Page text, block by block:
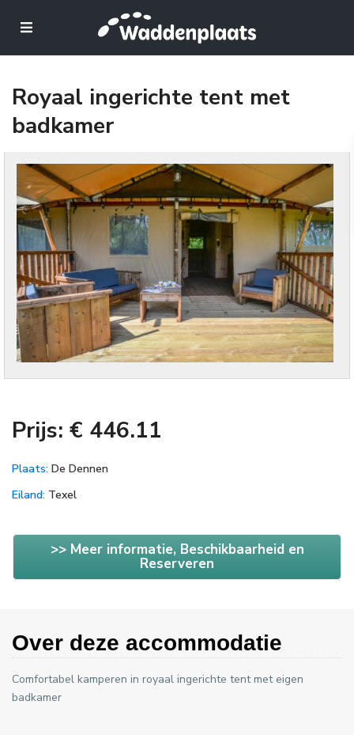
Royaal ingerichte tent met
badkamer
Prijs: € 446.11
Plaats: De Dennen
Eiland: Texel
>> Meer informatie, Beschikbaarheid en
Reserveren
Over deze accommodatie
Comfortabel kamperen in royaal ingerichte tent met eigen
badkamer